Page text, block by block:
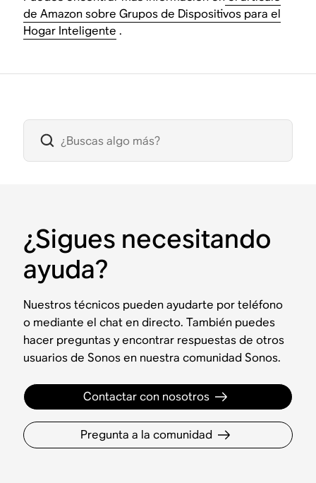
de Amazon sobre Grupos de Dispositivos para el
Hogar Inteligente .
¿Sigues necesitando
ayuda?
Nuestros técnicos pueden ayudarte por teléfono
o mediante el chat en directo. También puedes
hacer preguntas y encontrar respuestas de otros
usuarios de Sonos en nuestra comunidad Sonos.
Contactar con nosotros
Pregunta a la comunidad